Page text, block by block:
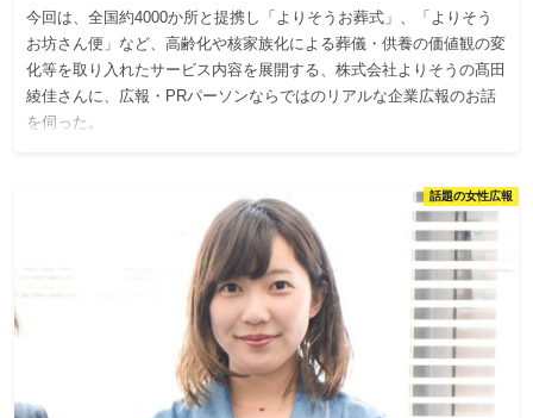
今回は、全国約4000か所と提携し「よりそうお葬式」、「よりそう
お坊さん便」など、高齢化や核家族化による葬儀・供養の価値観の変
化等を取り入れたサービス内容を展開する、株式会社よりそうの髙田
綾佳さんに、広報・PRパーソンならではのリアルな企業広報のお話
を伺った。
話題の女性広報